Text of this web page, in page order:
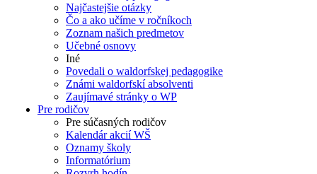
Najčastejšie otázky
Čo a ako učíme v ročníkoch
Zoznam našich predmetov
Učebné osnovy
Iné
Povedali o waldorfskej pedagogike
Známi waldorfskí absolventi
Zaujímavé stránky o WP
Pre rodičov
Pre súčasných rodičov
Kalendár akcií WŠ
Oznamy školy
Informatórium